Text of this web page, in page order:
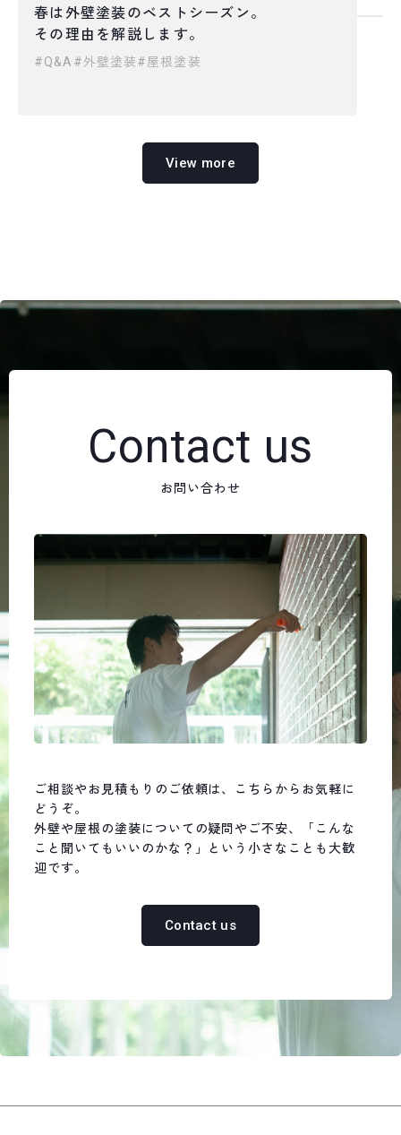
春は外壁塗装のベストシーズン。
その理由を解説します。
Q&A 外壁塗装 屋根塗装
View more
Contact us
お問い合わせ
ご相談やお見積もりのご依頼は、こちらからお気軽に
どうぞ。
外壁や屋根の塗装についての疑問やご不安、
「こんな
こと聞いてもいいのかな？」という小さなことも大歓
迎です。
Contact us